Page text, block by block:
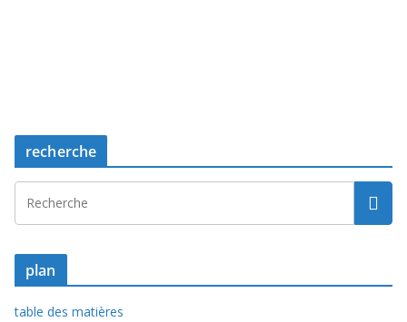
recherche
plan
table des matières